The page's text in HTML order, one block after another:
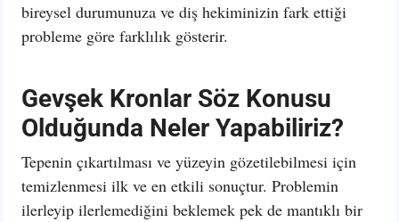
bireysel durumunuza ve diş hekiminizin fark ettiği
probleme göre farklılık gösterir.
Gevşek Kronlar Söz Konusu
Olduğunda Neler Yapabiliriz?
Tepenin çıkartılması ve yüzeyin gözetilebilmesi için
temizlenmesi ilk ve en etkili sonuçtur. Problemin
ilerleyip ilerlemediğini beklemek pek de mantıklı bir